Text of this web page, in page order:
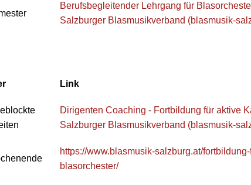
Berufsbegleitender Lehrgang für
Salzburger Blasmusikverband (blasmusik-
Link
Dirigenten Coaching - Fortbildung für aktive
Salzburger Blasmusikverband (blasmusik-
https://www.blasmusik-salzburg.at/
blasorchester/